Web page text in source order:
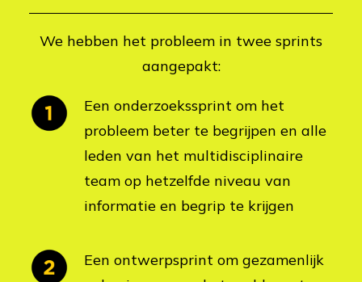
We hebben het probleem in twee sprints
aangepakt:
Een onderzoekssprint om het
probleem beter te begrijpen en alle
leden van het multidisciplinaire
team op hetzelfde niveau van
informatie en begrip te krijgen
Een ontwerpsprint om gezamenlijk